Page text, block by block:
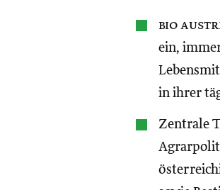
bio
ein,
in ihrer
Zentrale